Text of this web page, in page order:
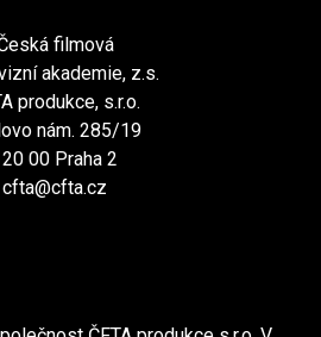
filmová
akademie, z.s.
produkce, s.r.o.
nám. 285/19
00 Praha 2
cfta@cfta.cz